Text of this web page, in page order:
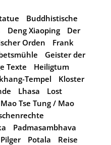
Buddhistische
Deng Xiaoping
Der
Orden
Frank
Geister der
Texte
Heiligtum
Tempel
Kloster
Lhasa
Lost
Mao Tse Tung / Mao
Padmasambhava
Pilger Potala
Reise